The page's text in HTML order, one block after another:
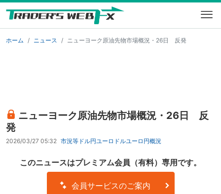
ホーム ニュース ニューヨーク原油先物市場概況・26日 反発
ニューヨーク原油先物市場概況・26日 反
発
2026/03/27 05:32 市況等 ドル円ユーロドルユーロ円概況
このニュースはプレミアム会員（有料）専用です。
会員サービスのご案内